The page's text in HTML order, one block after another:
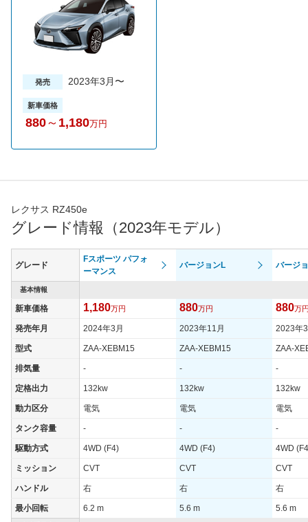
発売 2023年3月〜
新車価格
880～ 1,180万円
レクサス RZ450e
グレード情報（2023年モデル）
グレード
Fスポーツ パフォ
ーマンス
バージョンL バージ
基本情報
新車価格 1,180万円 880万円 880万
発売年月 2024年3月 2023年11月 2023年
型式 ZAA-XEBM15 ZAA-XEBM15 ZAA-
排気量 - - -
定格出力 132kw 132kw 132kw
動力区分 電気 電気 電気
タンク容量 - - -
駆動方式 4WD (F4) 4WD (F4) 4WD
ミッション CVT CVT CVT
ハンドル 右 右 右
最小回転 6.2 m 5.6 m 5.6 m